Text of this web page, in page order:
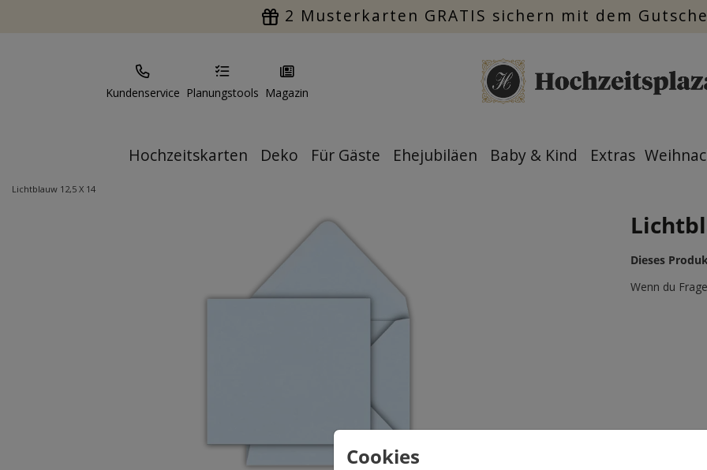
2 Musterkarten GRATIS sichern mit dem
Kundenservice Planungstools Magazin
Hochzeitskarten Deko Für Gäste Ehejubiläen Baby & Kind Extras
Cookies
Lichtblauw 12,5 X 14
Dieses
Wenn du